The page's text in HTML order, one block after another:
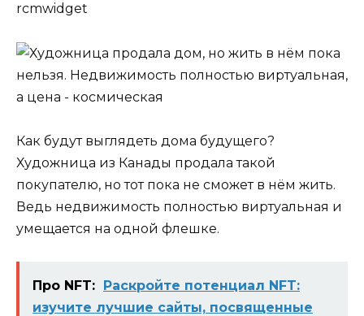
rcmwidget
Как будут выглядеть дома будущего?
Художница из Канады продала такой
покупателю, но тот пока не сможет в нём жить.
Ведь недвижимость полностью виртуальная и
умещается на одной флешке.
Про NFT: Раскройте потенциал NFT:
изучите лучшие сайты, посвященные